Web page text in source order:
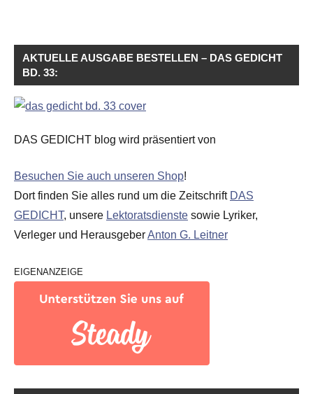
AKTUELLE AUSGABE BESTELLEN – DAS GEDICHT
BD. 33:
DAS GEDICHT blog wird präsentiert von
Besuchen Sie auch unseren Shop!
Dort finden Sie alles rund um die Zeitschrift DAS
GEDICHT, unsere Lektoratsdienste sowie Lyriker,
Verleger und HerausgeberAnton G. Leitner
EIGENANZEIGE